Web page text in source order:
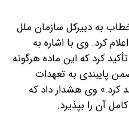
خطاب به دبیرکل سازمان ملل
کرد. وی با اشاره به
حقوق بین‌الملل و منشور ملل متحد، به‌ویژه ماده ۲(۴) آن است، تأکید کرد که این ماده هرگونه
پایبندی به تعهدات
کرد.» وی هشدار داد که
آن را بپذیرد.